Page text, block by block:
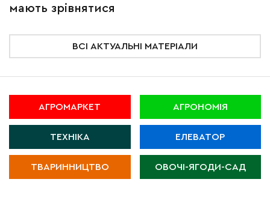
мають зрівнятися
ВСІ АКТУАЛЬНІ МАТЕРІАЛИ
АГРОМАРКЕТ АГРОНОМІЯ
ТЕХНІКА ЕЛЕВАТОР
ТВАРИННИЦТВО ОВОЧІ-ЯГОДИ-САД